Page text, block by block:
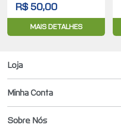
R$ 50,00
MAIS DETALHES
Loja
Minha Conta
Sobre Nós